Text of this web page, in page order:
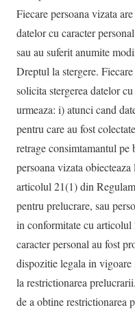
Fiecare persoana vizata
datelor cu caracter
sau au suferit anumite
Dreptul la stergere.
solicita stergerea datelor
urmeaza: i) atunci cand
pentru care au fost
retrage consimtamantul
persoana vizata
articolul 21(1) din
pentru prelucrare, sau
in conformitate cu
caracter personal au fost
dispozitie legala in vigoare
la restrictionarea
de a obtine restrictionarea